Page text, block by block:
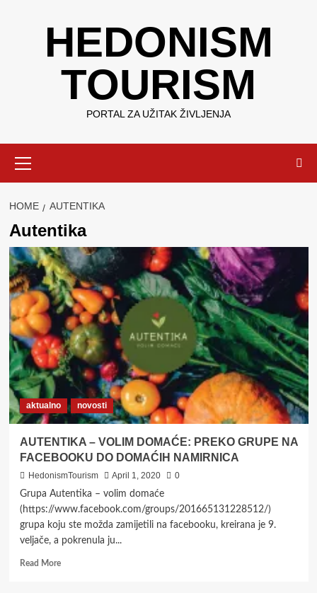
HEDONISM
TOURISM
PORTAL ZA UŽITAK ŽIVLJENJA
Menu
HOME AUTENTIKA
Autentika
aktualno novosti
AUTENTIKA – VOLIM DOMAĆE: PREKO GRUPE NA
FACEBOOKU DO DOMAĆIH NAMIRNICA
HedonismTourism April 1, 2020
0
Grupa Autentika – volim domaće
(https://www.facebook.com/groups/201665131228512/)
grupa koju ste možda zamijetili na facebooku, kreirana je 9.
veljače, a pokrenula ju...
Read MoreRead